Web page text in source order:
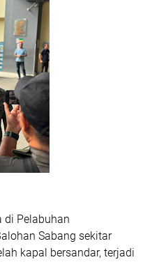
di Pelabuhan
Sabang sekitar
kapal bersandar, terjadi